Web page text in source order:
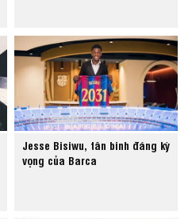
Jesse Bisiwu, tân binh đáng kỳ
vọng của Barca